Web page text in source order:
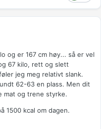
og er 167 cm høy... så er vel
67 kilo, rett og slett
jeg meg relativt slank.
62-63 en plass. Men dit
mat og trene styrke.
1500 kcal om dagen.